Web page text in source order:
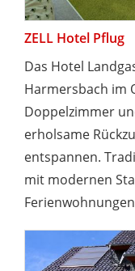
ZELL Hotel Pflug
Das Hotel
Harmersbach im
Doppelzimmer
erholsame
entspannen.
mit modernen